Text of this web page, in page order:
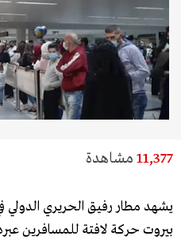
11,377 مشاهدة
يشهد مطار رفيق الحريري الدولي
بيروت حركة لافتة للمسافرين